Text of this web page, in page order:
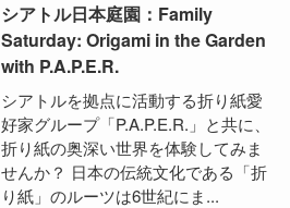
シアトル日本庭園：Family
Saturday: Origami in the Garden
with P.A.P.E.R.
シアトルを拠点に活動する折り紙愛
好家グループ「P.A.P.E.R.」と共に、
折り紙の奥深い世界を体験してみま
せんか？ 日本の伝統文化である「折
り紙」のルーツは6世紀にま...